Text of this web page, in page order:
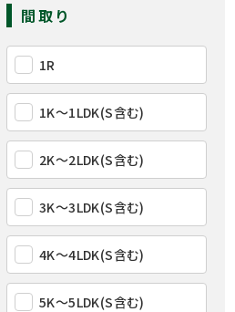
間取り
1R
1K〜1LDK(S含む)
2K〜2LDK(S含む)
3K〜3LDK(S含む)
4K〜4LDK(S含む)
5K〜5LDK(S含む)